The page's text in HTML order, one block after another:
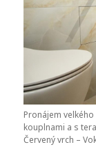
Pronájem
kouplnami a s
Červený vrch –